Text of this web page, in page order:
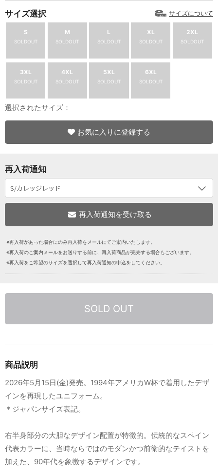
サイズ選択 サイズについて
S
SOLDOUT
M
SOLDOUT
L
SOLDOUT
XL
SOLDOUT
2XL
SOLDOUT
3XL
SOLDOUT
4XL
SOLDOUT
5XL
SOLDOUT
6XL
SOLDOUT
選択されたサイズ：
お気に入りに登録する
再入荷通知
※再入荷があった場合にのみ再入荷をメールにてご案内いたします。
※再入荷のご案内メールをお送りする前に、再入荷商品が完売する場合もございます。
※再入荷をご希望のサイズを選択して再入荷通知の申込をしてください。
SOLD OUT
商品説明
2026年5月15日(金)発売。1994年アメリカW杯で着用したデザ
インを再現したユニフォーム。
＊ジャパンサイズ表記。
右半身部分の大胆なデザイン配置が特徴的。伝統的なスペイン
代表カラーに、当時ならではのモダンかつ前衛的なテイストを
加えた、90年代を象徴するデザインです。